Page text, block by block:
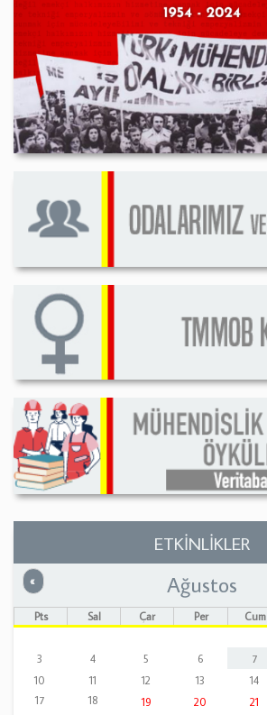
ETKİNLİKLER
« Önceki Ağustos
Pts Sal Çar Per Cum
3
4 5 6 7
10
11 12 13 14
17
18 19 20 21